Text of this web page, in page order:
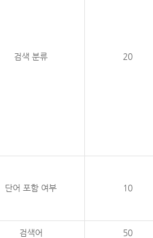
검색 분류 20
단어 포함 여부 10
검색어 50